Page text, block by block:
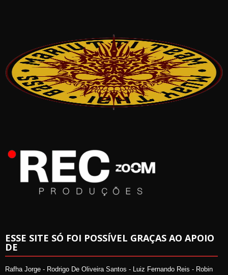
ESSE SITE SÓ FOI POSSÍVEL GRAÇAS AO APOIO
DE
Rafha Jorge - Rodrigo De Oliveira Santos - Luiz Fernando Reis - Robin